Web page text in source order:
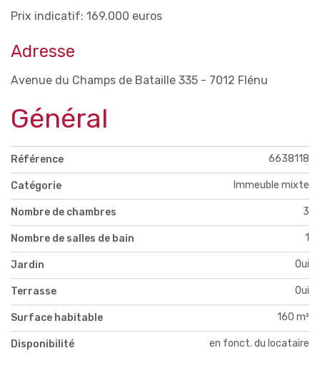
Prix indicatif: 169.000 euros
Adresse
Avenue du Champs de Bataille 335 - 7012 Flénu
Général
Référence 6638118
Catégorie Immeuble mixte
Nombre de chambres 3
Nombre de salles de bain 1
Jardin Oui
Terrasse Oui
Surface habitable 160 m²
Disponibilité en fonct. du locataire